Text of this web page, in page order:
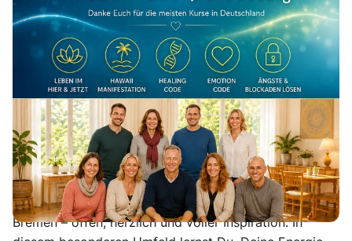
📅 Termin in Bremen: ➡️ Mai & August 2026 📍 Bremen
| Gute Anbindung & Parkplätze
Erlebe Empowerment Bremen in einer neuen,
kraftvollen Ausrichtung: Quantum Empowerment
verbindet moderne Bewusstseinsarbeit mit
energetischen Transformationsmethoden und eröffnet
Dir den Zugang zu einem erweiterten Energiefeld, in
dem innere Stärke, Klarheit und Balance entstehen.
✨ Empowerment Bremen – Energie in Bewegung
Bremen – offen, herzlich und voller Inspiration. In